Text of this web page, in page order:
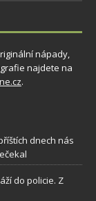
nápady,
najdete na
.
dnech nás
do policie. Z